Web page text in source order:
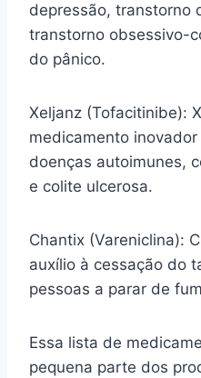
depressão, transtorno
transtorno obsessivo-
do pânico.
Xeljanz (Tofacitinibe):
medicamento
doenças autoimunes,
e colite ulcerosa.
Chantix (Vareniclina):
auxílio à cessação do
pessoas a parar de
Essa lista de
pequena parte dos